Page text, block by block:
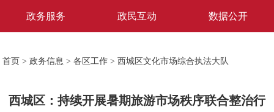
政务服务 政民互动 数据公开
首页 >政务信息 >各区工作 > 西城区文化市场综合执法大队
西城区：持续开展暑期旅游市场秩序联合整治行